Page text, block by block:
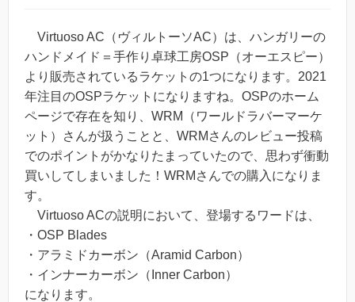
Virtuoso AC（ヴィルトーソAC）は、ハンガリーの
ハンドメイド＝手作り卓球工房OSP（オーエスピー）
より販売されているラケットの1つになります。2021
年注目のOSPラケットになりますね。OSPのホーム
ページで存在を知り、WRM（ワールドラバーマーケ
ット）さんが扱うことと、WRMさんのレビュー投稿
でのポイントがかなりたまっていたので、思わず衝動
買いしてしまいました！WRMさんでの購入になりま
す。
Virtuoso ACの説明において、登場するワードは、
・OSP Blades
・アラミドカーボン（Aramid Carbon）
・インナーカーボン（Inner Carbon）
になります。